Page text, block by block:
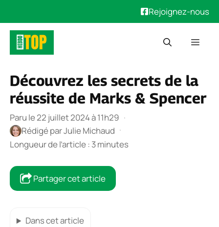
Rejoignez-nous
Aller
contenu
Découvrez les secrets de la
réussite de Marks & Spencer
Paru le 22 juillet 2024 à 11h29 ·
Rédigé parJulie Michaud ·
Longueur de l’article : 3 minutes
Partager cet article
Dans cet article